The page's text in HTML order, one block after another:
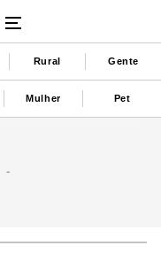
Rural Gente
Mulher Pet